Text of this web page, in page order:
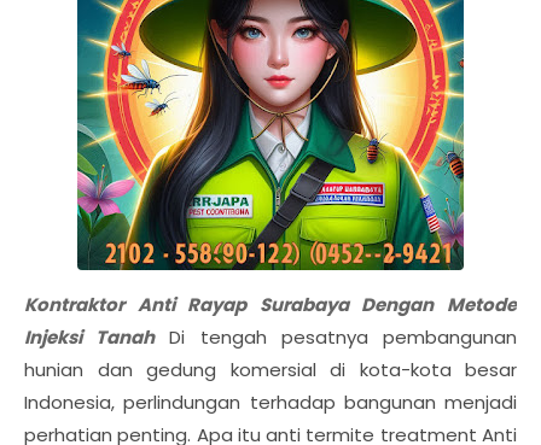
Kontraktor Anti Rayap Surabaya Dengan Metode
Injeksi TanahDi tengah pesatnya pembangunan
hunian dan gedung komersial di kota-kota besar
Indonesia, perlindungan terhadap bangunan menjadi
perhatian penting. Apa itu anti termite treatment Anti